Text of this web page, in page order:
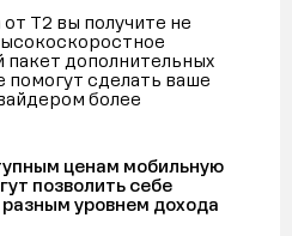
Т2 вы получите не
пакет дополнительных
сделать ваше
более
ценам мобильную
позволить себе
разным уровнем дохода